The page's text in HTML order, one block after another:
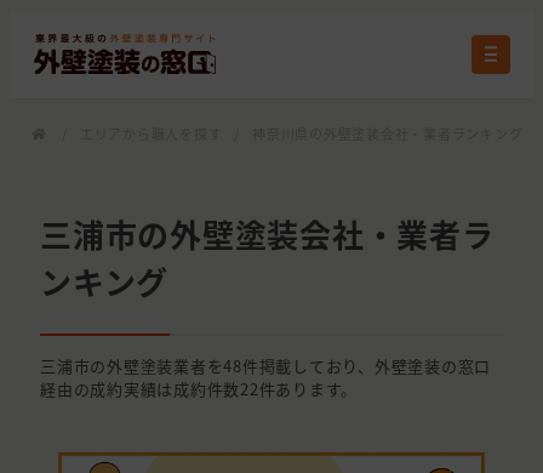
三浦市の外壁塗装会社・業者ラ
ンキング
三浦市の外壁塗装業者を48件掲載しており、外壁塗装の窓口
経由の成約実績は成約件数22件あります。